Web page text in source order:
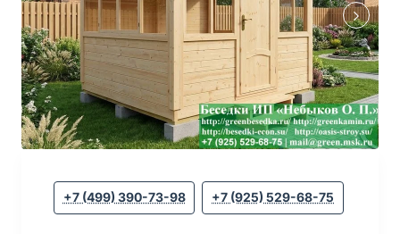
+7 (499) 390-73-98 +7 (925) 529-68-75